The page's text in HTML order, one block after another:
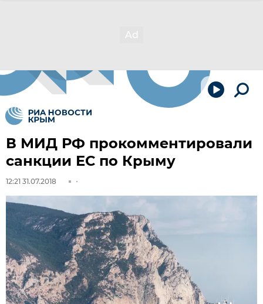
В МИД РФ прокомментировали
санкции ЕС по Крыму
12:21 31.07.2018